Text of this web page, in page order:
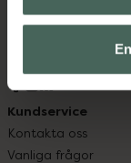
datorn. Oavsett
hjälpa just dig
Kundservice
Kontakta oss
Vanliga frågor